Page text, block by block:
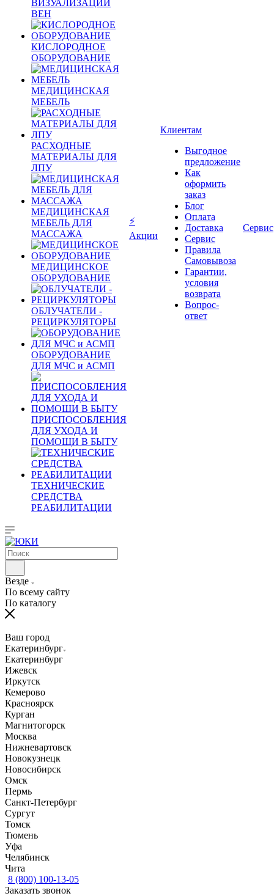
ВИЗУАЛИЗАЦИИ
ВЕН
КИСЛОРОДНОЕ
ОБОРУДОВАНИЕ
МЕДИЦИНСКАЯ
МЕБЕЛЬ
РАСХОДНЫЕ
МАТЕРИАЛЫ ДЛЯ
ЛПУ
МЕДИЦИНСКАЯ
МЕБЕЛЬ ДЛЯ
МАССАЖА
МЕДИЦИНСКОЕ
ОБОРУДОВАНИЕ
ОБЛУЧАТЕЛИ -
РЕЦИРКУЛЯТОРЫ
ОБОРУДОВАНИЕ
ДЛЯ МЧС и АСМП
ПРИСПОСОБЛЕНИЯ
ДЛЯ УХОДА И
ПОМОЩИ В БЫТУ
ТЕХНИЧЕСКИЕ
СРЕДСТВА
РЕАБИЛИТАЦИИ
⚡
Акции
Клиентам
Выгодное
предложение
Как
оформить
заказ
Блог
Оплата
Доставка
Сервис
Правила
Самовывоза
Гарантии,
условия
возврата
Вопрос-
ответ
Сервис
Везде
По всему сайту
По каталогу
Ваш город
Екатеринбург
Екатеринбург
Ижевск
Иркутск
Кемерово
Красноярск
Курган
Магнитогорск
Москва
Нижневартовск
Новокузнецк
Новосибирск
Омск
Пермь
Санкт-Петербург
Сургут
Томск
Тюмень
Уфа
Челябинск
Чита
8 (800) 100-13-05
Заказать звонок